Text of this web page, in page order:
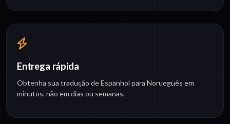
Entrega rápida
Obtenha sua tradução de Espanhol para Norueguês em
minutos, não em dias ou semanas.